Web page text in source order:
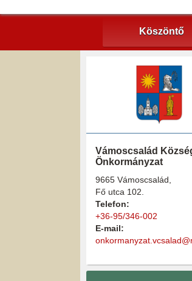
Köszöntő
Vámoscsalád
Önkormányzat
9665 Vámoscsalád,
Fő utca 102.
Telefon:
+36-95/346-002
E-mail: